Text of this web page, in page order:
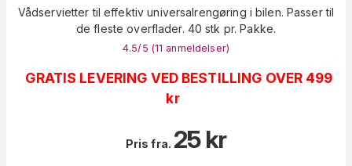
Vådservietter til effektiv universalrengøring i bilen. Passer til
de fleste overflader. 40 stk pr. Pakke.
4.5/5 (11 anmeldelser)
GRATIS LEVERING VED BESTILLING OVER 499
kr
Pris fra. 25 kr